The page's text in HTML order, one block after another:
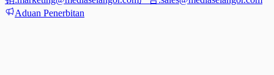
Aduan Penerbitan